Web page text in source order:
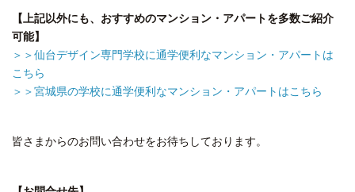
【上記以外にも、おすすめのマンション・アパートを多数ご紹介
可能】
＞＞仙台デザイン専門学校に通学便利なマンション・アパートは
こちら
＞＞宮城県の学校に通学便利なマンション・アパートはこちら
皆さまからのお問い合わせをお待ちしております。